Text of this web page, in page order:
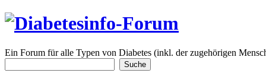
Ein Forum für alle Typen von Diabetes (inkl. der zugehörigen